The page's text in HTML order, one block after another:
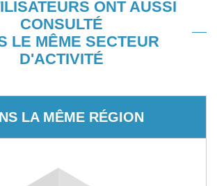
ONT AUSSI
CONSULTÉ
LE MÊME SECTEUR
D'ACTIVITÉ
LA MÊME RÉGION